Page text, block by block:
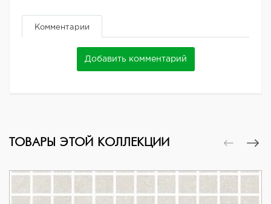
Комментарии
Добавить комментарий
ТОВАРЫ ЭТОЙ КОЛЛЕКЦИИ